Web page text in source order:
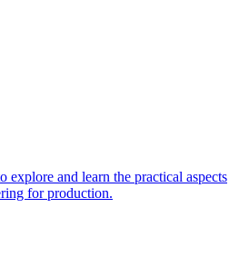
explore and learn the practical aspects
for production.